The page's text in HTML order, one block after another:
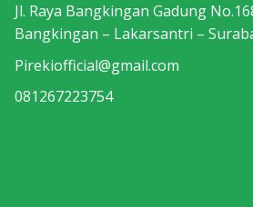
Jl. Raya Bangkingan Gadung
Bangkingan – Lakarsantri –
Pirekiofficial@gmail.com
081267223754